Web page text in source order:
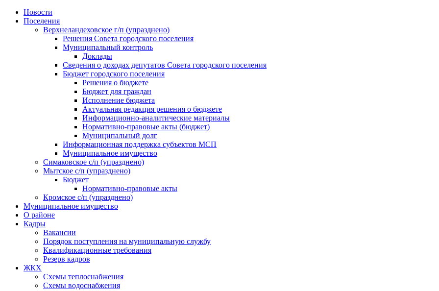
Skip
Новости
Поселения
Верхнеландеховское г/п (упразднено)
Решения Совета городского поселения
Муниципальный контроль
Доклады
Сведения о доходах депутатов Совета городского поселения
Бюджет городского поселения
Решения о бюджете
Бюджет для граждан
Исполнение бюджета
Актуальная редакция решения о бюджете
Информационно-аналитические материалы
Нормативно-правовые акты (бюджет)
Муниципальный долг
Информационная поддержка субъектов МСП
Муниципальное имущество
Симаковское с/п (упразднено)
Мытское с/п (упразднено)
Бюджет
Нормативно-правовые акты
Кромское с/п (упразднено)
Муниципальное имущество
О районе
Кадры
Вакансии
Порядок поступления на муниципальную службу
Квалификационные требования
Резерв кадров
ЖКХ
Схемы теплоснабжения
Схемы водоснабжения